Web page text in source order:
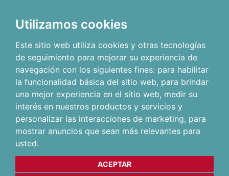
Utilizamos cookies
Este sitio web utiliza cookies y otras tecnologías
de seguimiento para mejorar su experiencia de
navegación con los siguientes fines: para habilitar
la funcionalidad básica del sitio web, para brindar
una mejor experiencia en el sitio web, medir su
interés en nuestros productos y servicios y
personalizar las interacciones de marketing, para
mostrar anuncios que sean más relevantes para
usted.
ACEPTAR